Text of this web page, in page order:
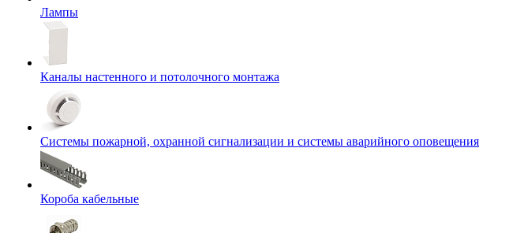
Лампы
Каналы настенного и потолочного монтажа
Системы пожарной, охранной сигнализации и системы аварийного оповещения
Короба кабельные